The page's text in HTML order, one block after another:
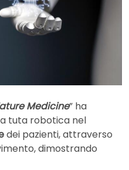
Medicine” ha
tuta robotica nel
dei pazienti, attraverso
dimostrando